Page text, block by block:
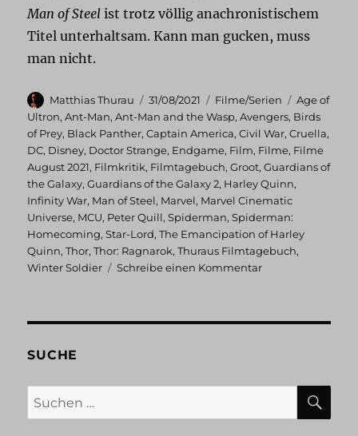
Man of Steel ist trotz völlig anachronistischem
Titel unterhaltsam. Kann man gucken, muss
man nicht.
Autor
Matthias Thurau
Veröffentlicht
am
31/08/2021 Kategorien
Filme/Serien
Age of
Ultron,Ant-Man,Ant-Man and the Wasp,Avengers, Birds
of Prey, Black Panther,Captain America,Civil War,Cruella,
DC, Disney, Doctor Strange, Endgame, Film, Filme, Filme
August 2021, Filmkritik, Filmtagebuch,Groot,Guardians of
the Galaxy,Guardians of the Galaxy 2, Harley Quinn,
Infinity War, Man of Steel, Marvel, Marvel Cinematic
Universe, MCU, Peter Quill,Spiderman,Spiderman:
Homecoming,Star-Lord,The Emancipation of Harley
Quinn,Thor,Thor: Ragnarok,Thuraus Filmtagebuch,
Winter Soldier
Schreibe einen Kommentarzu
SUCHE
Suchen
nach: